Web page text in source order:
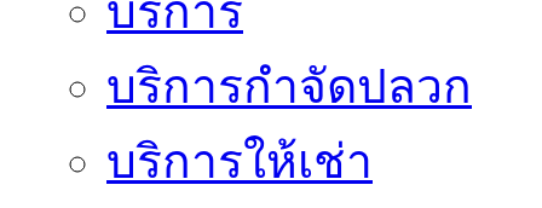
บริการ
บริการกำจัดปลวก
บริการให้เช่า